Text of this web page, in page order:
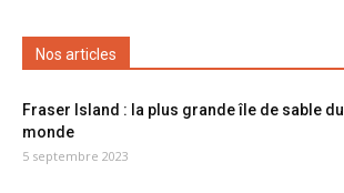
Nos articles
Fraser Island : la plus grande île de sable du
monde
5 septembre 2023